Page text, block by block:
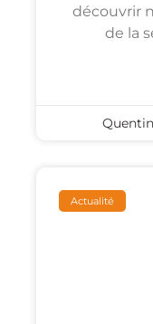
découvrir
de la
Actualité